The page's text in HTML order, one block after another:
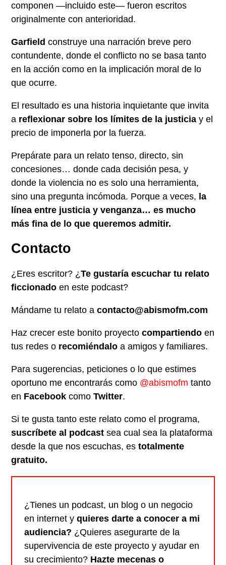
componen —incluido este— fueron escritos
originalmente con anterioridad.
Garfield construye una narración breve pero
contundente, donde el conflicto no se basa tanto
en la acción como en la implicación moral de lo
que ocurre.
El resultado es una historia inquietante que invita
a reflexionar sobre los límites de la justicia y el
precio de imponerla por la fuerza.
Prepárate para un relato tenso, directo, sin
concesiones… donde cada decisión pesa, y
donde la violencia no es solo una herramienta,
sino una pregunta incómoda. Porque a veces, la
línea entre justicia y venganza… es mucho
más fina de lo que queremos admitir.
Contacto
¿Eres escritor? ¿Te gustaría escuchar tu relato
ficcionado en este podcast?
Mándame tu relato acontacto@abismofm.com
Haz crecer este bonito proyectocompartiendo en
tus redes o recomiéndalo a amigos y familiares.
Para sugerencias, peticiones o lo que estimes
oportuno me encontrarás como @abismofm tanto
en Facebook comoTwitter.
Si te gusta tanto este relato como el programa,
suscríbete al podcastsea cual sea la plataforma
desde la que nos escuchas, estotalmente
gratuito.
¿Tienes un podcast, un blog o un negocio
en internet yquieres darte a conocer a mi
audiencia? ¿Quieres asegurarte de la
supervivencia de este proyecto y ayudar en
su crecimiento? Hazte mecenas o